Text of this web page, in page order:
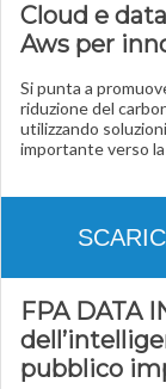
Cloud e
Aws per
Si punta a
riduzione del
utilizzando
importante verso
FPA DATA
pubblico